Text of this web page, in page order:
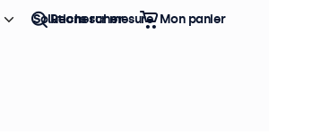
Top vente
Solutions sur mesure
Rechercher Mon panier